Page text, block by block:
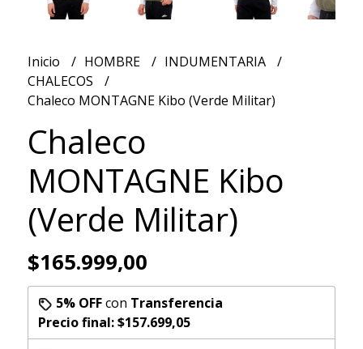
Inicio HOMBRE
INDUMENTARIA
CHALECOS
Chaleco MONTAGNE Kibo (Verde Militar)
Chaleco
MONTAGNE Kibo
(Verde Militar)
$165.999,00
5% OFFcon Transferencia
Precio final:$157.699,05